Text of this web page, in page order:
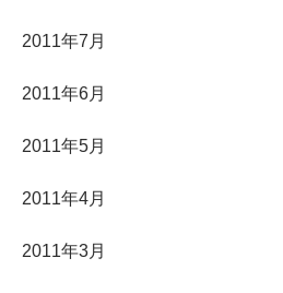
2011年7月
2011年6月
2011年5月
2011年4月
2011年3月